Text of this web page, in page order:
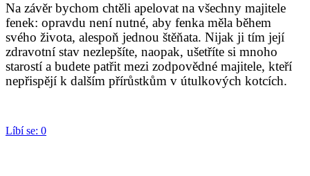
Na závěr bychom chtěli apelovat na všechny majitele
fenek: opravdu není nutné, aby fenka měla během
svého života, alespoň jednou štěňata. Nijak ji tím její
zdravotní stav nezlepšíte, naopak, ušetříte si mnoho
starostí a budete patřit mezi zodpovědné majitele, kteří
nepřispějí k dalším přírůstkům v útulkových kotcích.
Líbí se: 0